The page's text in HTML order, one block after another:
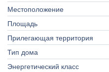
Местоположение
Площадь
Прилегающая территория
Тип дома
Энергетический класс